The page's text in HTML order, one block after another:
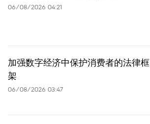
06/08/2026 04:21
加强数字经济中保护消费者的法律框
架
06/08/2026 03:47